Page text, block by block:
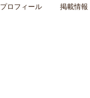
プロフィール 掲載情報